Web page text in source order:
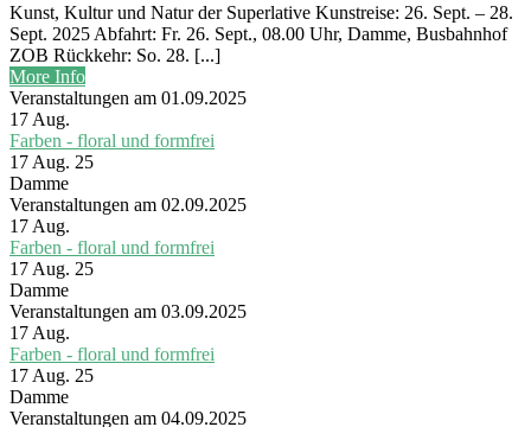
Kunst, Kultur und Natur der Superlative Kunstreise: 26. Sept. – 28.
Sept. 2025 Abfahrt: Fr. 26. Sept., 08.00 Uhr, Damme, Busbahnhof
ZOB Rückkehr: So. 28. [...]
More Info
Veranstaltungen am 01.09.2025
17 Aug.
Farben - floral und formfrei
17 Aug. 25
Damme
Veranstaltungen am 02.09.2025
17 Aug.
Farben - floral und formfrei
17 Aug. 25
Damme
Veranstaltungen am 03.09.2025
17 Aug.
Farben - floral und formfrei
17 Aug. 25
Damme
Veranstaltungen am 04.09.2025